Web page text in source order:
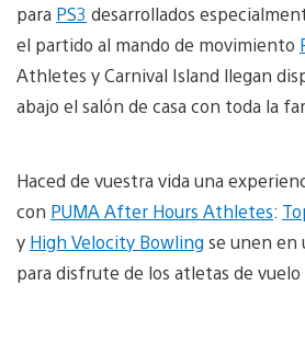
para PS3 desarrollados
el partido al mando de movimiento
Athletes y Carnival Island llegan
abajo el salón de casa con toda la
Haced de vuestra vida una
con PUMA After Hours Athletes:
y High Velocity Bowling se unen en
para disfrute de los atletas de vuelo